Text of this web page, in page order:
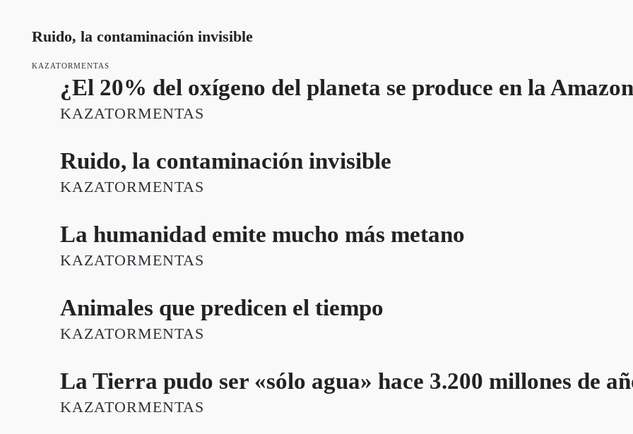
Ruido, la contaminación invisible
KAZATORMENTAS
¿El 20% del oxígeno del planeta se produce en la
KAZATORMENTAS
Ruido, la contaminación invisible
KAZATORMENTAS
La humanidad emite mucho más metano
KAZATORMENTAS
Animales que predicen el tiempo
KAZATORMENTAS
La Tierra pudo ser «sólo agua» hace 3.200 millones de
KAZATORMENTAS